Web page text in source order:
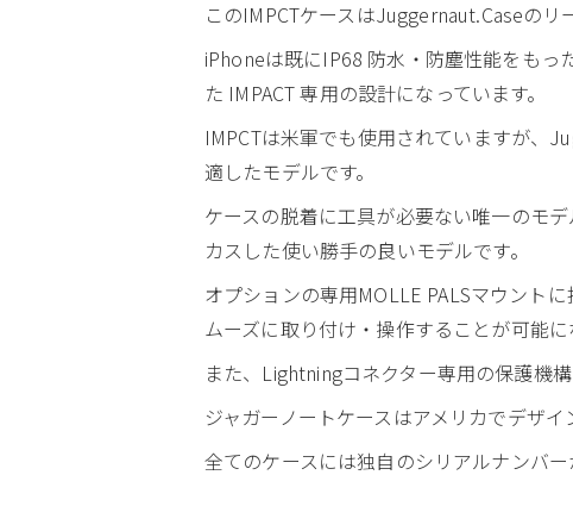
このIMPCTケースはJuggernaut.Caseの
iPhoneは既にIP68 防水・防塵性能をもっ
た IMPACT 専用の設計になっています。
IMPCTは米軍でも使用されていますが、
適したモデルです。
ケースの脱着に工具が必要ない唯一のモ
カスした使い勝手の良いモデルです。
オプションの専用MOLLE PALSマウント
ムーズに取り付け・操作することが可能に
また、Lightningコネクター専用の保護機
ジャガーノートケースはアメリカでデザイ
全てのケースには独自のシリアルナンバー